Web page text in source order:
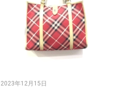
2023年12月15日